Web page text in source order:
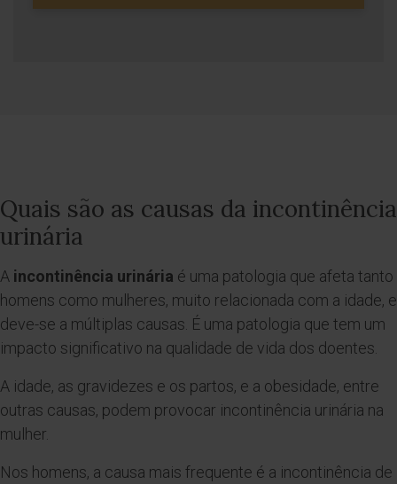
Quais são as causas da incontinência
urinária
A incontinência urinária é uma patologia que afeta tanto
homens como mulheres, muito relacionada com a idade, e
deve-se a múltiplas causas. É uma patologia que tem um
impacto significativo na qualidade de vida dos doentes.
A idade, as gravidezes e os partos, e a obesidade, entre
outras causas, podem provocar incontinência urinária na
mulher.
Nos homens, a causa mais frequente é a incontinência de